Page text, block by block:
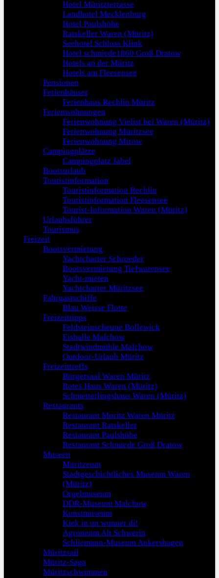
Hotel Müritzterrasse
Landhotel Mecklenburg
Hotel Paulshöhe
Ratskeller Waren (Müritz)
Seehotel Schloss Klink
Hotel schmiede1860 Groß Dratow
Hotels an der Müritz
Hotels am Fleesensee
Pensionen
Ferienhäuser
Ferienhaus Rechlin Müritz
Ferienwohnungen
Ferienwohnung Vielist bei Waren (Müritz)
Ferienwohnung Müritzsee
Ferienwohnung Mirow
Campingplätze
Campingplatz Jabel
Bootsurlaub
Touristinformation
Touristinformation Rechlin
Touristinformation Fleesensee
Tourist-Information Waren (Müritz)
Urlaubsführer
Tourismus
Freizeit
Bootsvermietung
Yachtcharter Schroeder
Bootsvermietung Tiefwarensee
Yacht-mieten
Yachtcharter Müritzsee
Fahrgastschiffe
Blau Weisse Flotte
Freizeittipps
Feldsteinscheune Bollewick
Eishalle Malchow
Stadtwindmühle Malchow
Outdoor-Urlaub Müritz
Freizeittreffs
Bürgersaal Waren Müritz
Rotes Haus Waren (Müritz)
Schmetterlingshaus Waren (Müritz)
Restaurants
Restaurant Moritz Waren Müritz
Restaurant Ratskeller
Restaurant Paulshöhe
Restaurant Schmiede Groß Dratow
Museen
Müritzeum
Stadtgeschichtliches Museum Waren
(Müritz)
Orgelmuseum
DDR-Museum Malchow
Kunstmuseum
Kiek in un wunner di!
Agroneum Alt Schwerin
Schliemann-Museum Ankershagen
Müritzsail
Müritz-Saga
Müritzschwimmen